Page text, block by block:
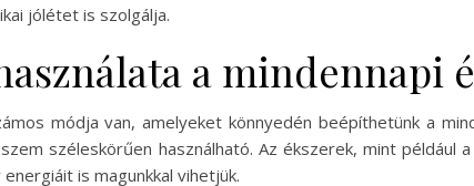
jólétet is szolgálja.
a mindennapi
módja van, amelyeket könnyedén beépíthetünk a
széleskörűen használható. Az ékszerek, mint például
is magunkkal vihetjük.